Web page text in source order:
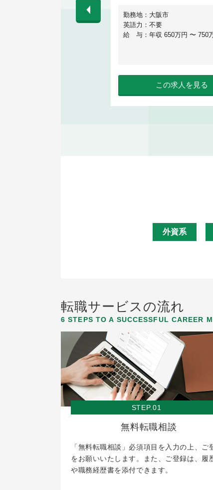
勤務地：大阪市
英語力：不要
給 与：年収 650万円 〜 750
この求人を見る
外資系
転職サービスの流れ
6 STEPS TO A SUCCESSFUL CAREER
STEP.01
無料転職相談
「無料転職相談」必須項目を入力の上、ご
をお願いいたします。また、ご登録は、履
や職務経歴書を添付できます。